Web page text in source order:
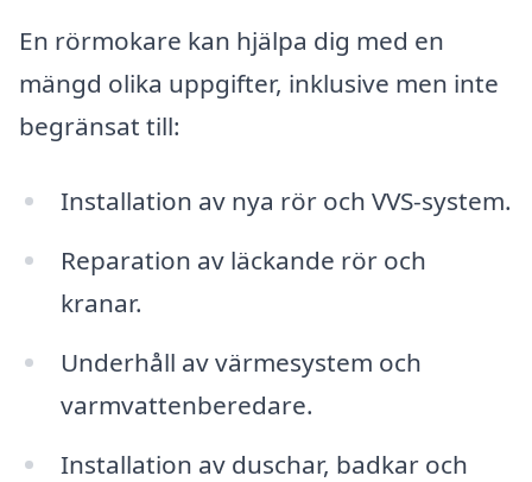
En rörmokare kan hjälpa dig med en
mängd olika uppgifter, inklusive men inte
begränsat till:
Installation av nya rör och VVS-system.
Reparation av läckande rör och
kranar.
Underhåll av värmesystem och
varmvattenberedare.
Installation av duschar, badkar och